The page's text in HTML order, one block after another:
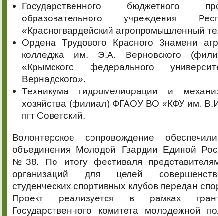
Государственного бюджетного
образовательного учреждения
«Красногвардейский агропромышленный
Ордена Трудового Красного Знамени
колледжа им. Э.А. Верновского
«Крымского федерального
Вернадского».
Техникума гидромелиорации и
хозяйства (филиал) ФГАОУ ВО «КФУ им.
пгт Советский.
Волонтерское сопровождение
объединения Молодой Гвардии Единой
№38. По итогу фестиваля
организаций для целей
студенческих спортивных клубов передан
Проект реализуется в рамках
Государственного комитета молодежной